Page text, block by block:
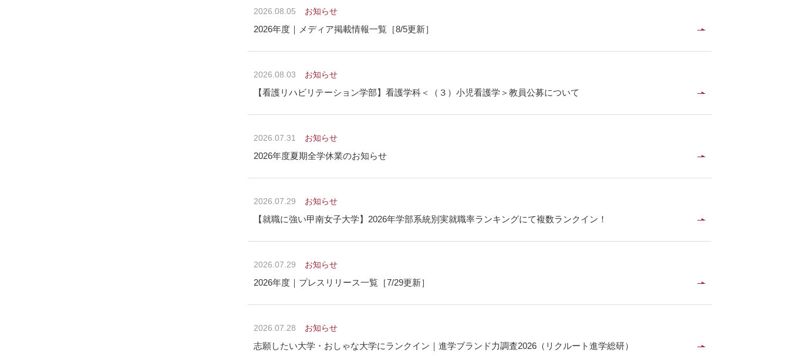
2026.08.05 お知らせ
2026年度｜メディア掲載情報一覧［8/5更新］
2026.08.03 お知らせ
【看護リハビリテーション学部】看護学科＜（３）小児看護学＞教員公募について
2026.07.31 お知らせ
2026年度夏期全学休業のお知らせ
2026.07.29 お知らせ
【就職に強い甲南女子大学】2026年学部系統別実就職率ランキングにて複数ランクイン！
2026.07.29 お知らせ
2026年度｜プレスリリース一覧［7/29更新］
2026.07.28 お知らせ
志願したい大学・おしゃな大学にランクイン｜進学ブランド力調査2026（リクルート進学総研）